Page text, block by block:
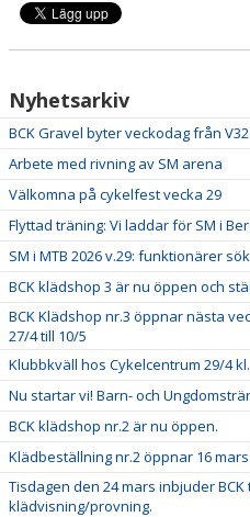
SAMARBETSPARTNERS
Nyhetsarkiv
BCK Gravel byter veckodag från V32.
Arbete med rivning av SM arena
Välkomna på cykelfest vecka 29
Flyttad träning: Vi laddar för SM i
SM i MTB 2026 v.29: funktionärer
BCK klädshop 3 är nu öppen och
BCK Klädshop nr.3 öppnar nästa
27/4 till 10/5
Klubbkväll hos Cykelcentrum 29/4 kl.
Nu startar vi! Barn- och
BCK klädshop nr.2 är nu öppen.
Klädbeställning nr.2 öppnar 16
Tisdagen den 24 mars inbjuder BCK
klädvisning/provning.